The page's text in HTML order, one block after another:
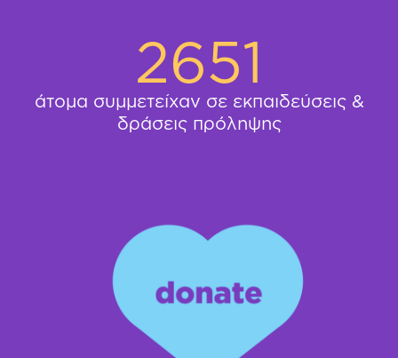
2651
άτομα συμμετείχαν σε εκπαιδεύσεις &
δράσεις πρόληψης